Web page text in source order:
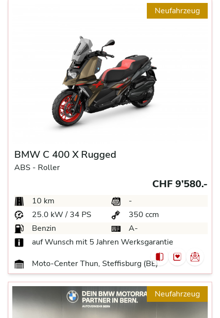
Neufahrzeug
BMW C 400 X Rugged
ABS - Roller
CHF 9’580.-
10 km
-
25.0 kW / 34 PS
350 ccm
Benzin
A-
auf Wunsch mit 5 Jahren Werksgarantie
Moto-Center Thun, Steffisburg (BE)
Neufahrzeug